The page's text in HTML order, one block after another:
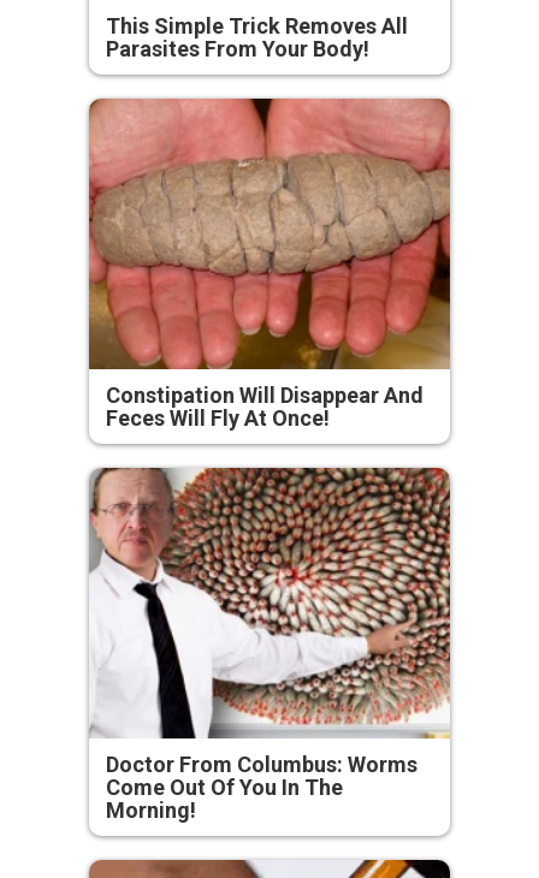
This Simple Trick Removes All
Parasites From Your Body!
Constipation Will Disappear And
Feces Will Fly At Once!
Doctor From Columbus: Worms
Come Out Of You In The
Morning!